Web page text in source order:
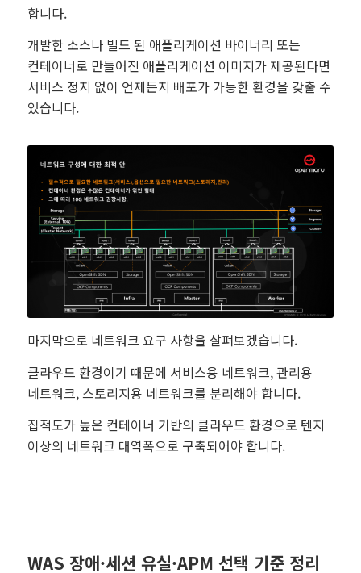
합니다.
개발한 소스나 빌드 된 애플리케이션 바이너리 또는
컨테이너로 만들어진 애플리케이션 이미지가 제공된다면
서비스 정지 없이 언제든지 배포가 가능한 환경을 갖출 수
있습니다.
마지막으로 네트워크 요구 사항을 살펴보겠습니다.
클라우드 환경이기 때문에 서비스용 네트워크, 관리용
네트워크, 스토리지용 네트워크를 분리해야 합니다.
집적도가 높은 컨테이너 기반의 클라우드 환경으로 텐지
이상의 네트워크 대역폭으로 구축되어야 합니다.
WAS 장애·세션 유실·APM 선택 기준 정리